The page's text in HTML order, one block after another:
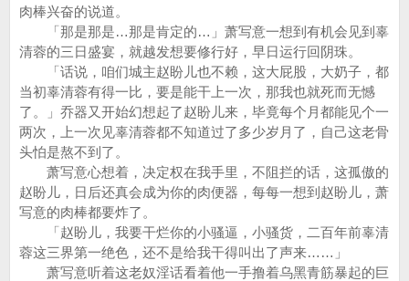
肉棒兴奋的说道。
「那是那是…那是肯定的…」萧写意一想到有机会见到辜
清蓉的三日盛宴，就越发想要修行好，早日运行回阴珠。
「话说，咱们城主赵盼儿也不赖，这大屁股，大奶子，都
当初辜清蓉有得一比，要是能干上一次，那我也就死而无憾
了。」乔器又开始幻想起了赵盼儿来，毕竟每个月都能见个一
两次，上一次见辜清蓉都不知道过了多少岁月了，自己这老骨
头怕是熬不到了。
萧写意心想着，决定权在我手里，不阻拦的话，这孤傲的
赵盼儿，日后还真会成为你的肉便器，每每一想到赵盼儿，萧
写意的肉棒都要炸了。
「赵盼儿，我要干烂你的小骚逼，小骚货，二百年前辜清
蓉这三界第一绝色，还不是给我干得叫出了声来……」
萧写意听着这老奴淫话看着他一手撸着乌黑青筋暴起的巨